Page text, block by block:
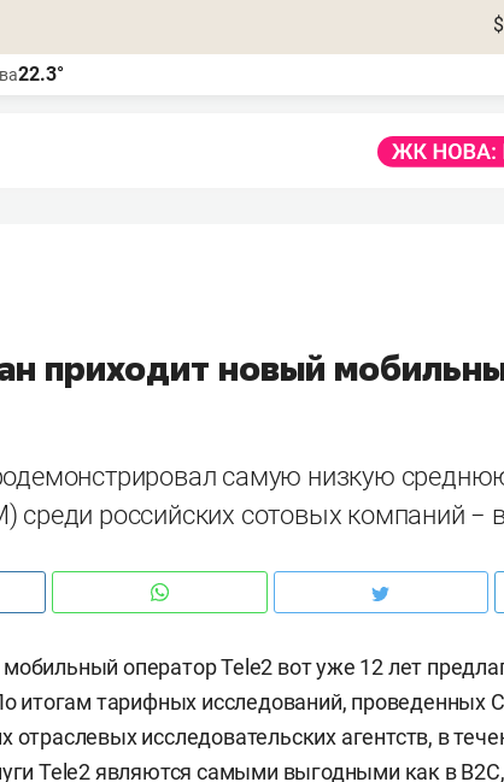
$
22.3°
приходит новый
самую низкую
среди российских сотовых компаний −
оператор Tele2 вот уже 12 лет
итогам тарифных исследований, проведенных
отраслевых исследовательских агентств, в
Tele2 являются самыми выгодными как в B2C,